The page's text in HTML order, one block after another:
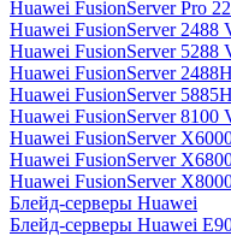
Huawei FusionServer Pro
Huawei FusionServer 2488
Huawei FusionServer 5288
Huawei FusionServer
Huawei FusionServer
Huawei FusionServer 8100
Huawei FusionServer
Huawei FusionServer
Huawei FusionServer
Блейд-серверы Huawei
Блейд-серверы Huawei